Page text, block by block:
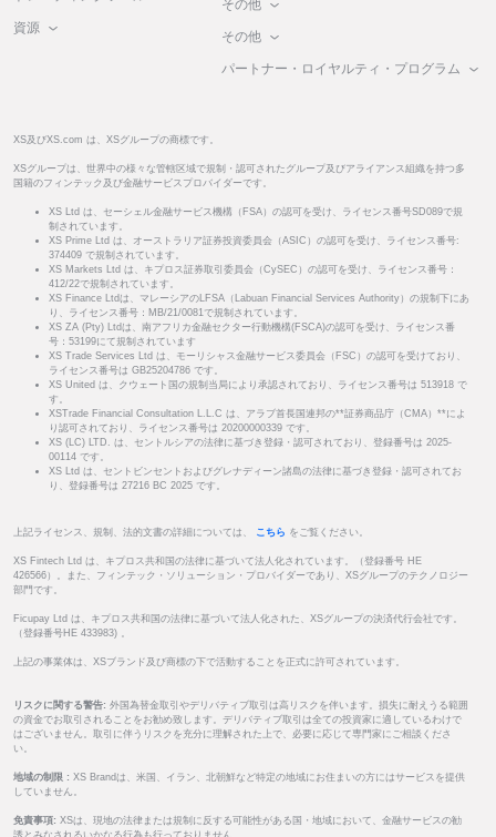
資源
その他
その他
パートナー・ロイヤルティ・プログラム
XS及びXS.com は、XSグループの商標です。
XSグループは、世界中の様々な管轄区域で規制・認可されたグループ及びアライアンス組織を持つ多
国籍のフィンテック及び金融サービスプロバイダーです。
XS Ltd は、セーシェル金融サービス機構（FSA）の認可を受け、ライセンス番号SD089で規
制されています。
XS Prime Ltd は、オーストラリア証券投資委員会（ASIC）の認可を受け、ライセンス番号:
374409 で規制されています。
XS Markets Ltd は、キプロス証券取引委員会（CySEC）の認可を受け、ライセンス番号：
412/22で規制されています。
XS Finance Ltdは、マレーシアのLFSA（Labuan Financial Services Authority）の規制下にあ
り、ライセンス番号：MB/21/0081で規制されています。
XS ZA (Pty) Ltdは、南アフリカ金融セクター行動機構(FSCA)の認可を受け、ライセンス番
号：53199にて規制されています
XS Trade Services Ltd は、モーリシャス金融サービス委員会（FSC）の認可を受けており、
ライセンス番号は GB25204786 です。
XS United は、クウェート国の規制当局により承認されており、ライセンス番号は 513918 で
す。
XSTrade Financial Consultation L.L.C は、アラブ首長国連邦の**証券商品庁（CMA）**によ
り認可されており、ライセンス番号は 20200000339 です。
XS (LC) LTD. は、セントルシアの法律に基づき登録・認可されており、登録番号は 2025-
00114 です。
XS Ltd は、セントビンセントおよびグレナディーン諸島の法律に基づき登録・認可されてお
り、登録番号は 27216 BC 2025 です。
上記ライセンス、規制、法的文書の詳細については、 こちら をご覧ください。
XS Fintech Ltd は、キプロス共和国の法律に基づいて法人化されています。（登録番号 HE
426566）。また、フィンテック・ソリューション・プロバイダーであり、XSグループのテクノロジー
部門です。
Ficupay Ltd は、キプロス共和国の法律に基づいて法人化された、XSグループの決済代行会社です。
（登録番号HE 433983) 。
上記の事業体は、XSブランド及び商標の下で活動することを正式に許可されています。
リスクに関する警告: 外国為替金取引やデリバティブ取引は高リスクを伴います。損失に耐えうる範囲
の資金でお取引されることをお勧め致します。デリバティブ取引は全ての投資家に適しているわけで
はございません。取引に伴うリスクを充分に理解された上で、必要に応じて専門家にご相談くださ
い。
地域の制限 : XS Brandは、米国、イラン、北朝鮮など特定の地域にお住まいの方にはサービスを提供
していません。
免責事項: XSは、現地の法律または規制に反する可能性がある国・地域において、金融サービスの勧